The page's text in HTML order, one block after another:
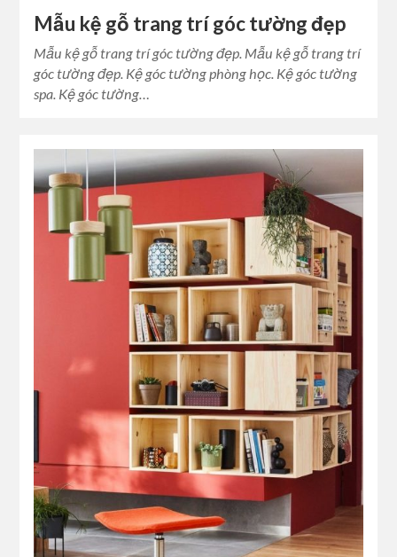
Mẫu kệ gỗ trang trí góc tường đẹp
Mẫu kệ gỗ trang trí góc tường đẹp. Mẫu kệ gỗ trang trí
góc tường đẹp. Kệ góc tường phòng học. Kệ góc tường
spa. Kệ góc tường…